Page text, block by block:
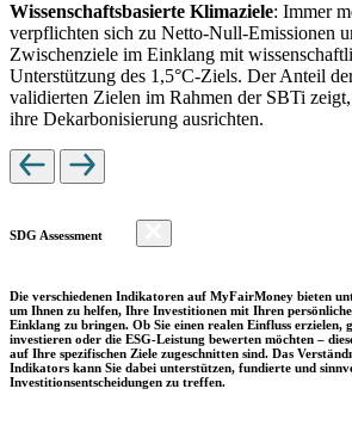
Wissenschaftsbasierte Klimaziele: Immer
verpflichten sich zu Netto-Null-Emissionen
Zwischenziele im Einklang mit
Unterstützung des 1,5°C-Ziels. Der Anteil
validierten Zielen im Rahmen der SBTi
ihre Dekarbonisierung ausrichten.
SDG Assessment
Die verschiedenen Indikatoren auf MyFairMoney bieten
um Ihnen zu helfen, Ihre Investitionen mit Ihren
Einklang zu bringen. Ob Sie einen realen Einfluss erzielen,
investieren oder die ESG-Leistung bewerten möchten –
auf Ihre spezifischen Ziele zugeschnitten sind. Das
Indikators kann Sie dabei unterstützen, fundierte und
Investitionsentscheidungen zu treffen.